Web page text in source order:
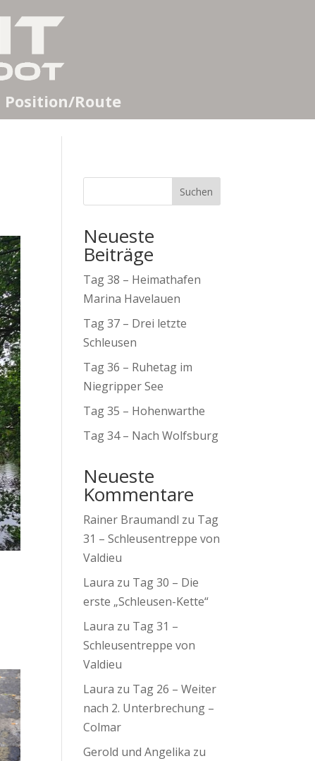
Position/Route
Suchen
Neueste
Beiträge
Tag 38 – Heimathafen
Marina Havelauen
Tag 37 – Drei letzte
Schleusen
Tag 36 – Ruhetag im
Niegripper See
Tag 35 – Hohenwarthe
Tag 34 – Nach Wolfsburg
Neueste
Kommentare
Rainer Braumandl zu Tag
31 – Schleusentreppe von
Valdieu
Laura zu Tag 30 – Die
erste „Schleusen-Kette“
Laura zu Tag 31 –
Schleusentreppe von
Valdieu
Laura zu Tag 26 – Weiter
nach 2. Unterbrechung –
Colmar
Gerold und Angelika zu